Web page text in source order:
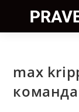
content
max